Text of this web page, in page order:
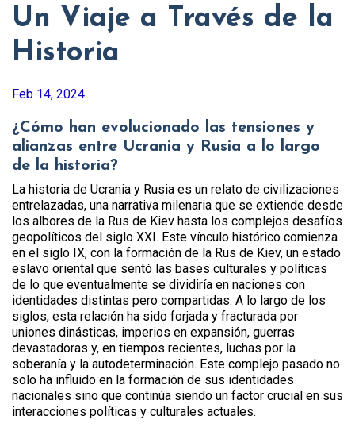
Un Viaje a Través de la
Historia
Feb 14, 2024
¿Cómo han evolucionado las tensiones y
alianzas entre Ucrania y Rusia a lo largo
de la historia?
La historia de Ucrania y Rusia es un relato de civilizaciones
entrelazadas, una narrativa milenaria que se extiende desde
los albores de la Rus de Kiev hasta los complejos desafíos
geopolíticos del siglo XXI. Este vínculo histórico comienza
en el siglo IX, con la formación de la Rus de Kiev, un estado
eslavo oriental que sentó las bases culturales y políticas
de lo que eventualmente se dividiría en naciones con
identidades distintas pero compartidas. A lo largo de los
siglos, esta relación ha sido forjada y fracturada por
uniones dinásticas, imperios en expansión, guerras
devastadoras y, en tiempos recientes, luchas por la
soberanía y la autodeterminación. Este complejo pasado no
solo ha influido en la formación de sus identidades
nacionales sino que continúa siendo un factor crucial en sus
interacciones políticas y culturales actuales.